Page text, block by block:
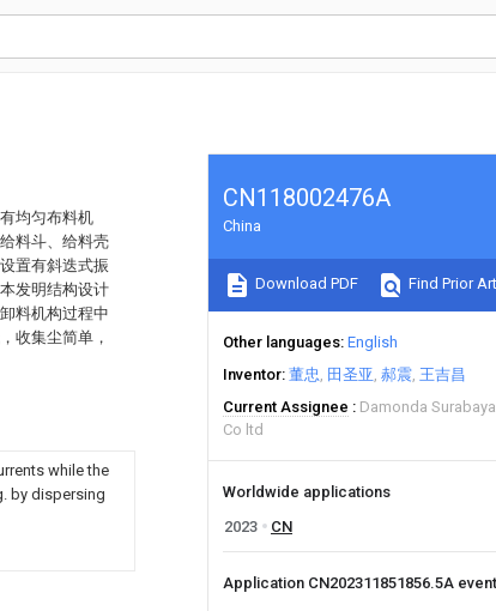
均匀布料机
料斗、给料壳
置有斜迭式振
发明结构设计
料机构过程中
收集尘简单，
while the
by dispersing
CN118002476A
China
Download PDF Find Prior Art
Other languages English
Inventor 董忠 田圣亚 郝震 王吉昌
Current Assignee
Damonda
Co ltd
Worldwide applications
2023
CN
Application CN202311851856.5A